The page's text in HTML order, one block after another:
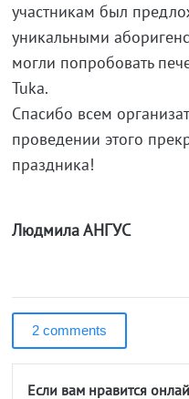
участникам был
уникальными
могли попробовать
Tuka.
Спасибо всем
проведении этого
праздника!
Людмила АНГУС
2 comments
Если вам нравится